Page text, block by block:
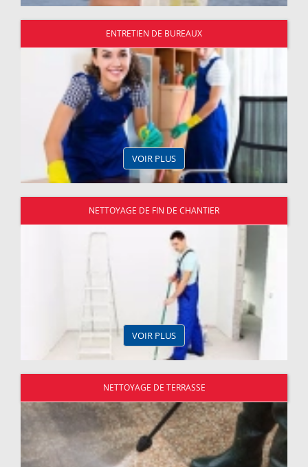
ENTRETIEN DE BUREAUX
VOIR PLUS
NETTOYAGE DE FIN DE CHANTIER
VOIR PLUS
NETTOYAGE DE TERRASSE